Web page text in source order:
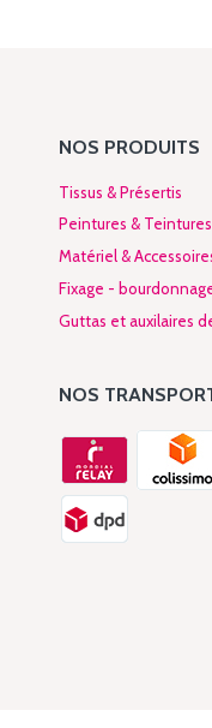
NOS PRODUITS
Tissus & Présertis
Peintures & Teintures
Matériel &
Fixage -
Guttas et auxilaires
NOS